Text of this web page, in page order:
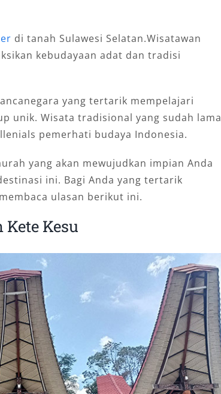
di tanah Sulawesi Selatan.Wisatawan
kebudayaan adat dan tradisi
yang tertarik mempelajari
unik. Wisata tradisional yang sudah lama
pemerhati budaya Indonesia.
yang akan mewujudkan impian Anda
ini. Bagi Anda yang tertarik
ulasan berikut ini.
Kesu